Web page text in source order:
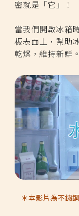
＊本影片為不鏽
密就是「它」！
當我們開啟冰箱
板表面上，幫助
乾燥，維持新鮮。